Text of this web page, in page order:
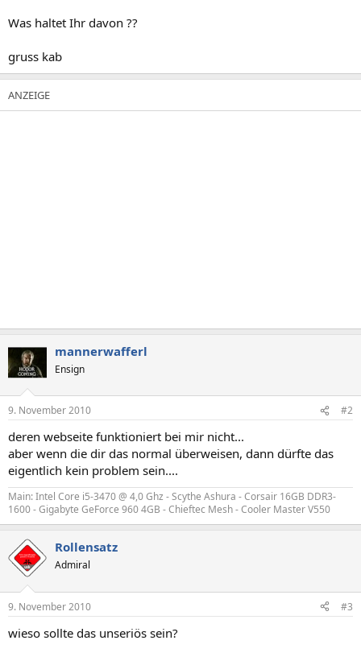
Was haltet Ihr davon ??
gruss kab
mannerwafferl
Ensign
9. November 2010 #2
deren webseite funktioniert bei mir nicht...
aber wenn die dir das normal überweisen, dann dürfte das
eigentlich kein problem sein....
Main: Intel Core i5-3470 @ 4,0 Ghz - Scythe Ashura - Corsair 16GB DDR3-
1600 - Gigabyte GeForce 960 4GB - Chieftec Mesh - Cooler Master V550
Rollensatz
Admiral
9. November 2010 #3
wieso sollte das unseriös sein?